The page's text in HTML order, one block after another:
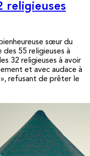
religieuses
sœur du
des 55 religieuses à
32 religieuses à avoir
et avec audace à
», refusant de prêter le